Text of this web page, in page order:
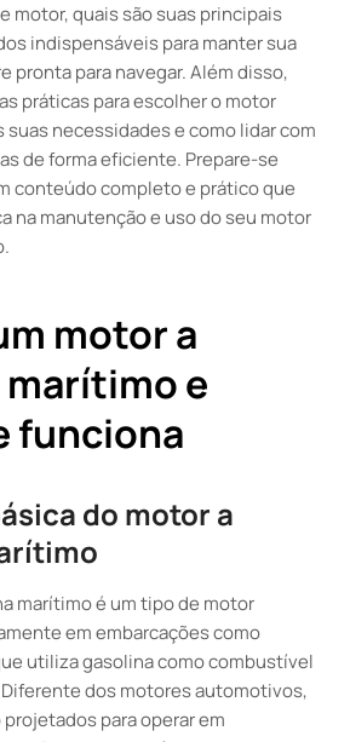
motor, quais são suas principais
indispensáveis para manter sua
pronta para navegar. Além disso,
práticas para escolher o motor
suas necessidades e como lidar com
de forma eficiente. Prepare-se
conteúdo completo e prático que
na manutenção e uso do seu motor
motor a
e
funciona
do motor a
marítimo é um tipo de motor
em embarcações como
utiliza gasolina como combustível
Diferente dos motores automotivos,
para operar em